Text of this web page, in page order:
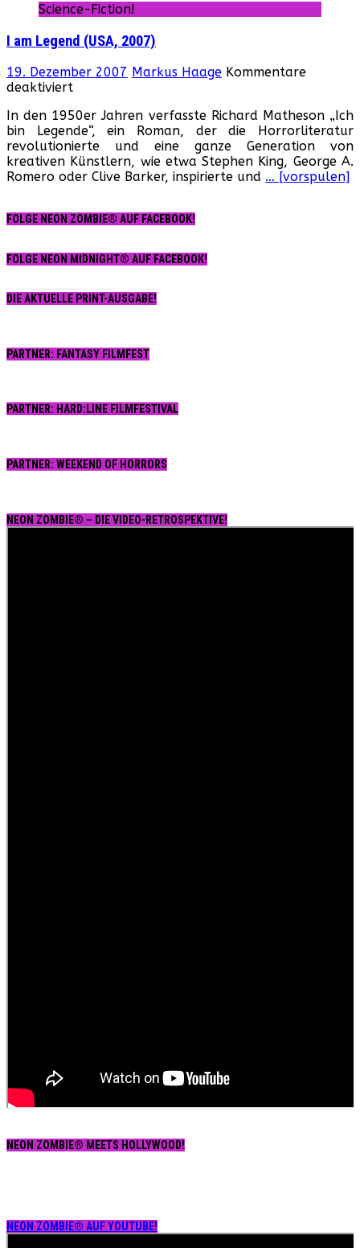
Science-Fiction!
I am Legend (USA, 2007)
19. Dezember 2007 Markus Haage Kommentare
deaktiviertfür
am
Legend
(USA,
2007)
In den 1950er Jahren verfasste Richard Matheson „Ich
bin Legende“, ein Roman, der die Horrorliteratur
revolutionierte und eine ganze Generation von
kreativen Künstlern, wie etwa Stephen King, George A.
Romero oder Clive Barker, inspirierte und … [vorspulen]
FOLGE NEON ZOMBIE® AUF FACEBOOK!
FOLGE NEON MIDNIGHT® AUF FACEBOOK!
DIE AKTUELLE PRINT-AUSGABE!
PARTNER: FANTASY FILMFEST
PARTNER: HARD:LINE FILMFESTIVAL
PARTNER: WEEKEND OF HORRORS
NEON ZOMBIE® – DIE VIDEO-RETROSPEKTIVE!
NEON ZOMBIE® MEETS HOLLYWOOD!
NEON ZOMBIE® AUF YOUTUBE!